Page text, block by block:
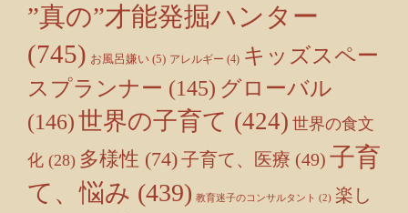
”真の”才能発掘ハンター
(745) お風呂嫌い (5) アレルギー (4) キッズスペー
スプランナー (145) グローバル
(146)世界の子育て (424) 世界の食文
化 (28) 多様性 (74)子育て、医療 (49) 子育
て、悩み (439) 教育迷子のコンサルタント (2) 楽し